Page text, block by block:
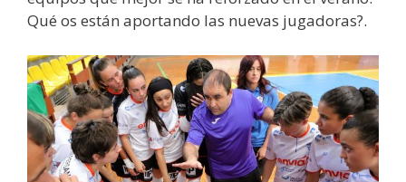
Qué os están aportando las nuevas jugadoras?.